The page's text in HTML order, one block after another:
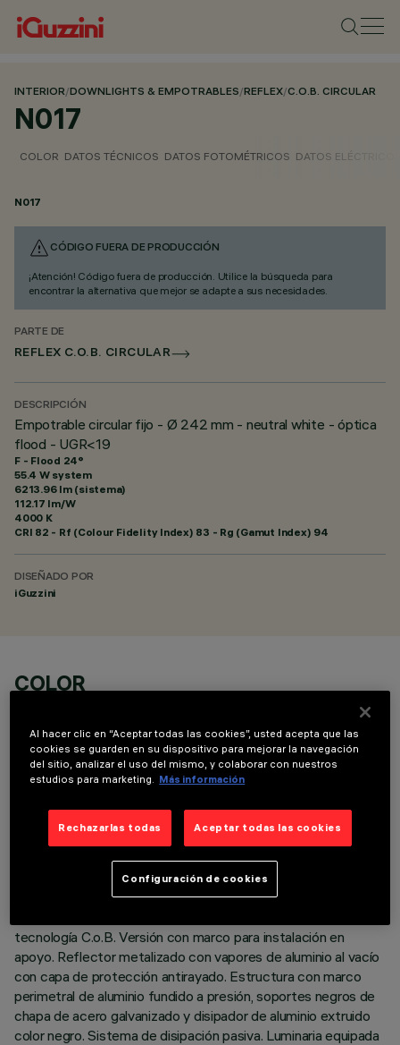
INTERIOR/DOWNLIGHTS & EMPOTRABLES/REFLEX/C.O.B. CIRCULAR
N017
COLOR DATOS TÉCNICOS DATOS FOTOMÉTRICOS DATOS
N017
CÓDIGO FUERA DE PRODUCCIÓN
¡Atención! Código fuera de producción. Utilice la búsqueda para
encontrar la alternativa que mejor se adapte a sus necesidades.
PARTE DE
REFLEX C.O.B. CIRCULAR
DESCRIPCIÓN
Empotrable circular fijo - Ø 242 mm - neutral white - óptica
flood - UGR<19
F - Flood 24°
55.4 W system
6213.96 lm (sistema)
112.17 lm/W
4000 K
CRI 82 - Rf (Colour Fidelity Index) 83 - Rg (Gamut Index) 94
DISEÑADO POR
iGuzzini
COLOR
DATOS TÉCNICOS
tecnología C.o.B. Versión con marco para instalación en
apoyo. Reflector metalizado con vapores de aluminio al vacío
con capa de protección antirayado. Estructura con marco
perimetral de aluminio fundido a presión, soportes negros de
chapa de acero galvanizado y disipador de aluminio extruido
color negro. Sistema de disipación pasiva. Luminaria equipada
Al hacer clic en “Aceptar todas las cookies”, usted acepta que las
cookies se guarden en su dispositivo para mejorar la navegación
del sitio, analizar el uso del mismo, y colaborar con nuestros
estudios para marketing.
Más información
Rechazarlas todas Aceptar todas las cookies
Configuración de cookies